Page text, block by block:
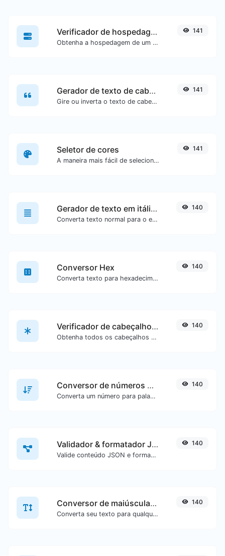
Verificador de hospedagem de site
Obtenha a hospedagem de um site específico.
141
Gerador de texto de cabeça para baixo
Gire ou inverta o texto de cabeça para baixo com facilidade.
141
Seletor de cores
A maneira mais fácil de selecionar uma cor a partir de uma roda de cores e obter resultados em qualquer formato.
141
Gerador de texto em itálico (cursivo)
Converta texto normal para o estilo de fonte cursiva.
140
Conversor Hex
Converta texto para hexadecimal ou vice-versa para qualquer entrada de texto.
140
Verificador de cabeçalhos HTTP
Obtenha todos os cabeçalhos HTTP que uma URL retorna em uma solicitação GET típica.
140
Conversor de números para palavras
Converta um número para palavras escritas por extenso.
140
Validador & formatador JSON
Valide conteúdo JSON e formate-o de forma legível.
140
Conversor de maiúsculas/minúsculas
Converta seu texto para qualquer tipo de maiúsculas/minúsculas, como lowercase, UPPERCASE, camelCase...etc.
140